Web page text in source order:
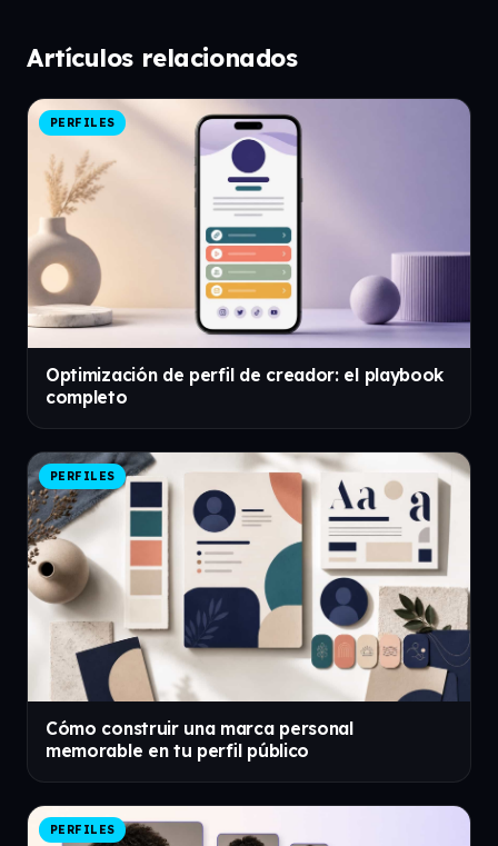
Artículos relacionados
PERFILES
Optimización de perfil de creador: el playbook
completo
PERFILES
Cómo construir una marca personal
memorable en tu perfil público
PERFILES